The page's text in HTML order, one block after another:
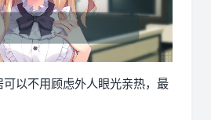
以不用顾虑外人眼光亲热，最